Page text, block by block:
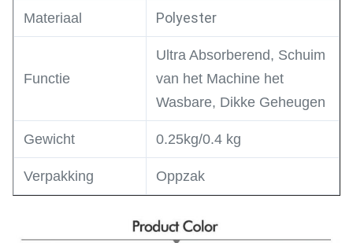
Materiaal Polyester
Functie
Ultra Absorberend, Schuim
van het Machine het
Wasbare, Dikke Geheugen
Gewicht 0.25kg/0.4 kg
Verpakking Oppzak